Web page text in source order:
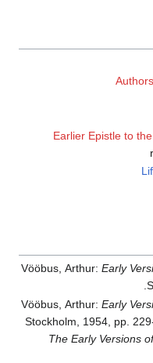
Earlier Epistle to
Vööbus, Arthur:Early
Vööbus, Arthur:Early
Stockholm, 1954, pp.
The Early Versions